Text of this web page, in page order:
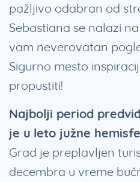
pažljivo odabran od
Sebastiana se nalazi
vam neverovatan
Sigurno mesto
propustiti!
Najbolji period
je u leto južne
Grad je preplavljen
decembra u vreme